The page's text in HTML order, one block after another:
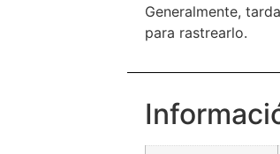
Generalmente,
para rastrearlo.